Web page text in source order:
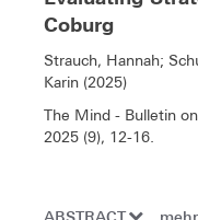
Coburg
Strauch, Hannah;
Karin (2025)
The Mind - Bulletin
2025 (9), 12-16.
ABSTRACT mehr